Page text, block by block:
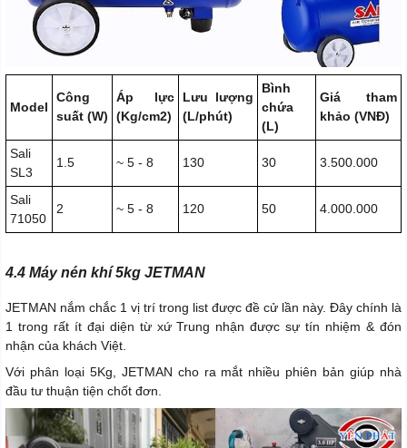
Model
Công
suất (W)
Áp lực
(Kg/cm2)
Lưu lượng
(L/phút)
Bình
chứa
(L)
Giá tham
khảo (VNĐ)
Sali
SL3
1.5 ~ 5 - 8 130 30 3.500.000
Sali
71050
2 ~ 5 - 8 120 50 4.000.000
4.4 Máy nén khí 5kg JETMAN
JETMAN nắm chắc 1 vị trí trong list được đề cử lần này. Đây chính là
1 trong rất ít đại diện từ xứ Trung nhận được sự tín nhiệm & đón
nhận của khách Việt.
Với phân loại 5Kg, JETMAN cho ra mắt nhiều phiên bản giúp nhà
đầu tư thuận tiện chốt đơn.